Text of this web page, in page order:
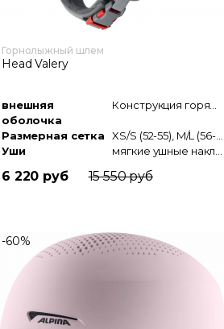
Горнолыжный шлем
Head Valery
внешняя
оболочка
Размерная сетка
XS/S (52-55), M/L (56-59)
Уши
6 220 руб 15 550 руб
-60%